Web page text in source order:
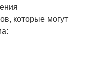
которые могут